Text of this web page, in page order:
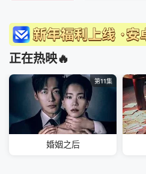
正在热映🔥
第11集
婚姻之后